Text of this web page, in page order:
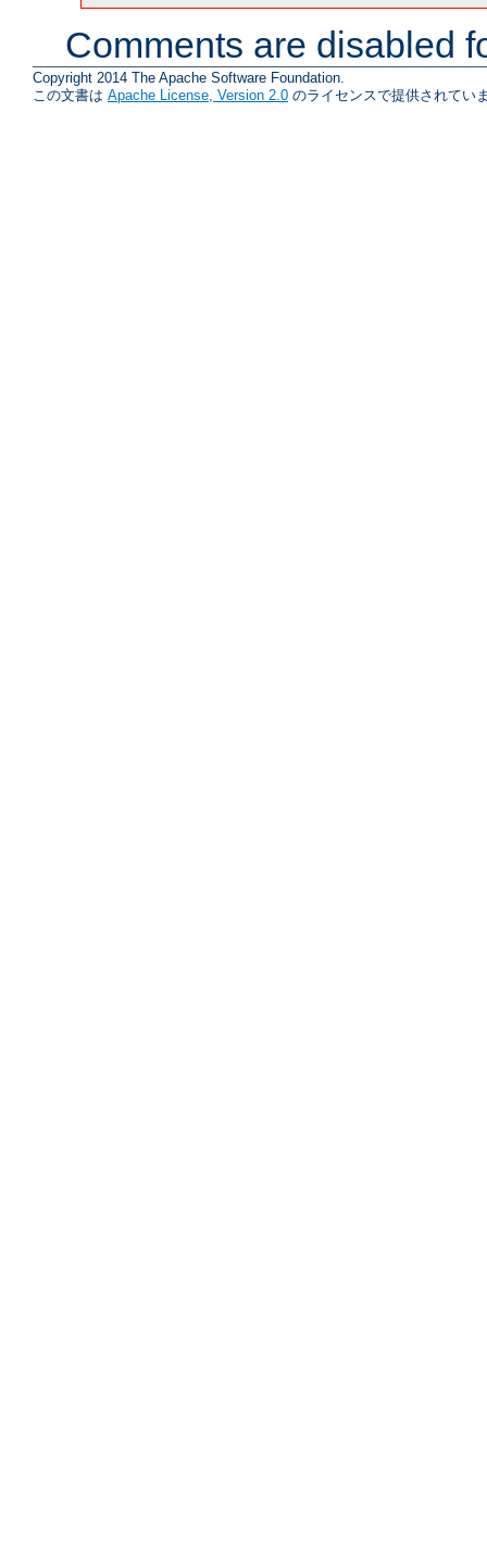
Comments are disabled
Copyright 2014 The Apache Software Foundation.
この文書は Apache License, Version 2.0 のライセンスで提供されてい